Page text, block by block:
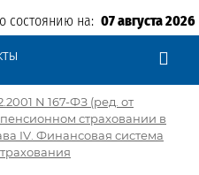
состоянию на: 07 августа 2026
N 167-ФЗ (ред. от
страховании в
IV. Финансовая система